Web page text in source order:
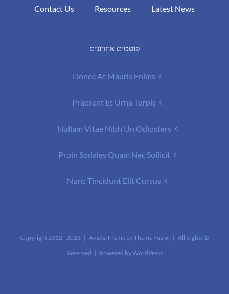
Latest News
Resources
Contact Us
פוסטים אחרונים
Donec At Mauris Enims
Praesent Et Urna Turpis
Nullam Vitae Nibh Un Odiosters
Proin Sodales Quam Nec Sollicit
Nunc Tincidunt Elit Cursus
© Copyright 2012 -
2026 | Avada Theme byTheme Fusion | All Rights
Reserved | Powered byWordPress